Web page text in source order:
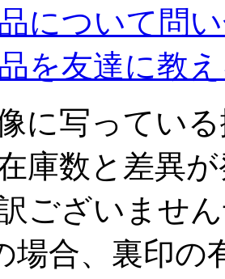
について問
を友達に教
に写ってい
庫数と差異
ございませ
合、裏印の